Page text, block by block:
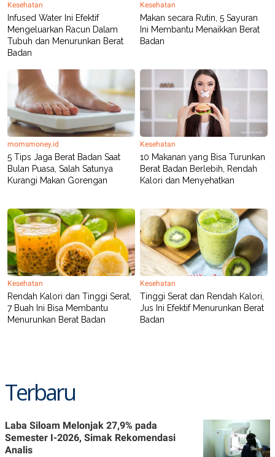
Kesehatan
Infused Water Ini Efektif
Mengeluarkan Racun Dalam
Tubuh dan Menurunkan Berat
Badan
Kesehatan
Makan secara Rutin, 5 Sayuran
Ini Membantu Menaikkan Berat
Badan
momsmoney.id
5 Tips Jaga Berat Badan Saat
Bulan Puasa, Salah Satunya
Kurangi Makan Gorengan
Kesehatan
10 Makanan yang Bisa Turunkan
Berat Badan Berlebih, Rendah
Kalori dan Menyehatkan
Kesehatan
Rendah Kalori dan Tinggi Serat,
7 Buah Ini Bisa Membantu
Menurunkan Berat Badan
Kesehatan
Tinggi Serat dan Rendah Kalori,
Jus Ini Efektif Menurunkan Berat
Badan
Terbaru
Laba Siloam Melonjak 27,9% pada
Semester I-2026, Simak Rekomendasi
Analis